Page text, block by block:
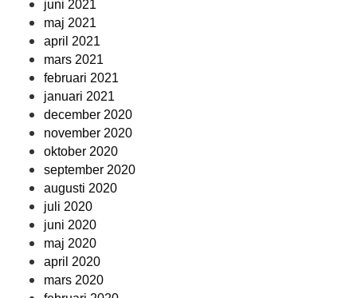
juni 2021
maj 2021
april 2021
mars 2021
februari 2021
januari 2021
december 2020
november 2020
oktober 2020
september 2020
augusti 2020
juli 2020
juni 2020
maj 2020
april 2020
mars 2020